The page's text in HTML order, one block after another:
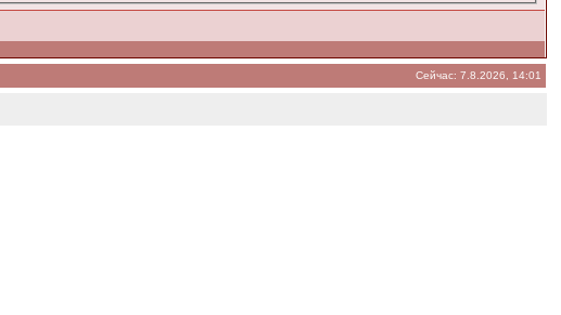
Сейчас: 7.8.2026, 14:01